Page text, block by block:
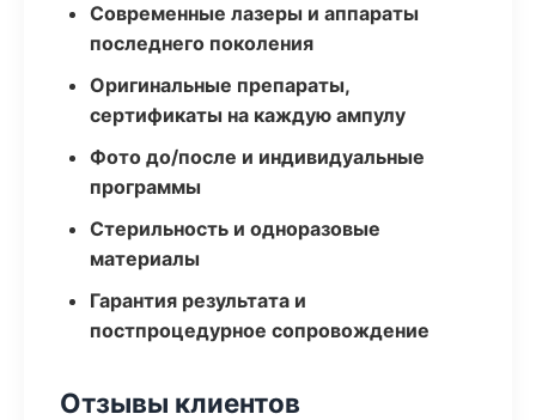
Современные лазеры и аппараты
последнего поколения
Оригинальные препараты,
сертификаты на каждую ампулу
Фото до/после и индивидуальные
программы
Стерильность и одноразовые
материалы
Гарантия результата и
постпроцедурное сопровождение
Отзывы клиентов